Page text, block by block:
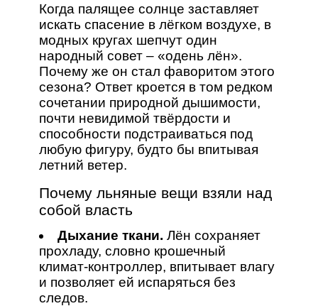
Когда палящее солнце заставляет
искать спасение в лёгком воздухе, в
модных кругах шепчут один
народный совет – «одень лён».
Почему же он стал фаворитом этого
сезона? Ответ кроется в том редком
сочетании природной дышимости,
почти невидимой твёрдости и
способности подстраиваться под
любую фигуру, будто бы впитывая
летний ветер.
Почему льняные вещи взяли над
собой власть
Дыхание ткани. Лён сохраняет
прохладу, словно крошечный
климат‑контроллер, впитывает влагу
и позволяет ей испаряться без
следов.